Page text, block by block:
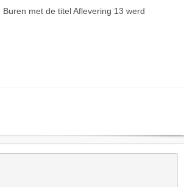
met de titel Aflevering 13 werd